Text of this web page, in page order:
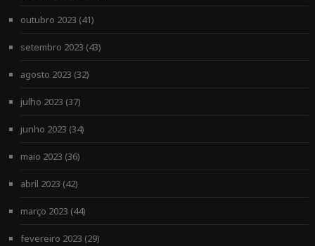
outubro 2023 (41)
setembro 2023 (43)
agosto 2023 (32)
julho 2023 (37)
junho 2023 (34)
maio 2023 (36)
abril 2023 (42)
março 2023 (44)
fevereiro 2023 (29)